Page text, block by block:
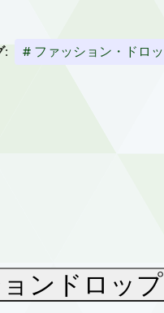
: # ファッション・ドロ
ンドロッ